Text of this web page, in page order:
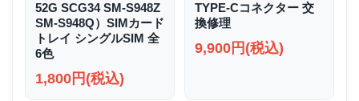
52G SCG34 SM-S948Z
SM-S948Q）SIMカード
トレイ シングルSIM 全
6色
1,800円(税込)
TYPE-Cコネクター 交
換修理
9,900円(税込)